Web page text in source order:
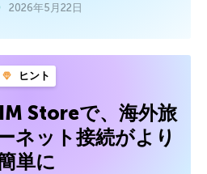
2026年5月22日
ヒント
Storeで、海外旅
ネット接続がより
単に